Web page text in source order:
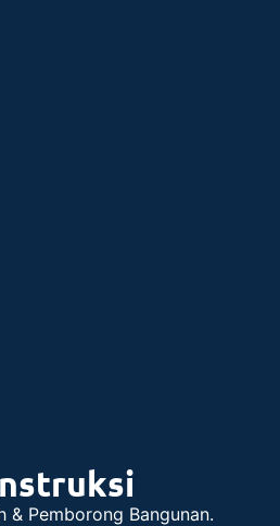
& Pemborong Bangunan.